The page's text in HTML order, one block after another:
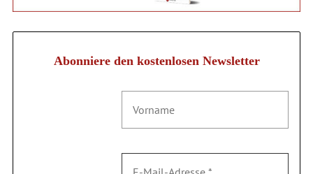
Abonniere den kostenlosen Newsletter